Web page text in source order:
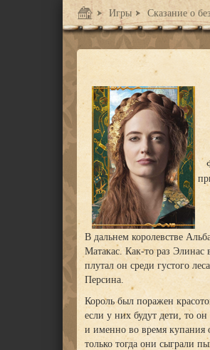
Игры Сказание о
В дальнем королевстве
Матакас. Как-то раз Элинас
плутал он среди густого
Персина.
Король был поражен
если у них будут дети, то
и именно во время купания
только тогда они сыграли